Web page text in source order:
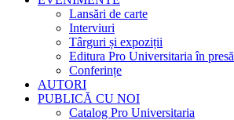
Lansări de carte
Interviuri
Târguri și expoziții
Editura Pro Universitaria în presă
Conferințe
AUTORI
PUBLICĂ CU NOI
Catalog Pro Universitaria